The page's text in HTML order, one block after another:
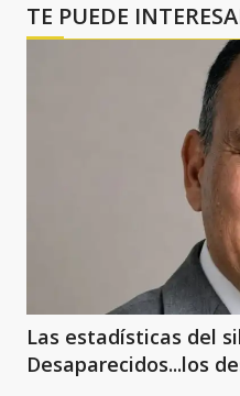
TE PUEDE
Las estadísticas del
Desaparecidos...los